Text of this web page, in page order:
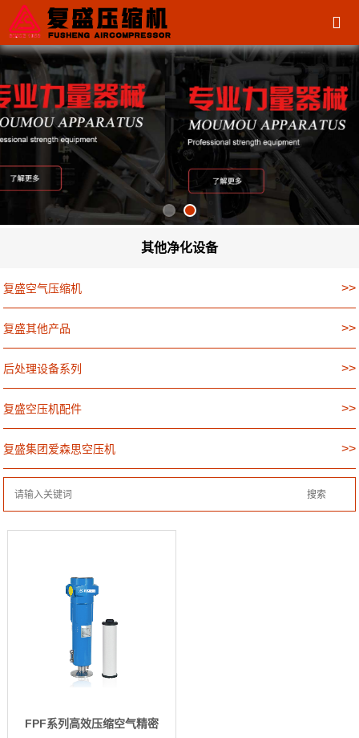
其他净化设备
复盛空气压缩机 >>
复盛其他产品 >>
后处理设备系列 >>
复盛空压机配件 >>
复盛集团爱森思空压机 >>
FPF系列高效压缩空气精密